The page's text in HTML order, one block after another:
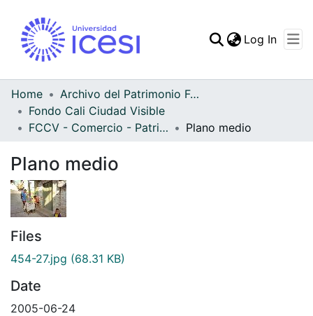
Log In
Home
Archivo del Patrimonio Fotográfico y Fílmico del Valle del Cauca
Fondo Cali Ciudad Visible
FCCV - Comercio - Patrimonial
Plano medio
Plano medio
Files
454-27.jpg (68.31 KB)
Date
2005-06-24